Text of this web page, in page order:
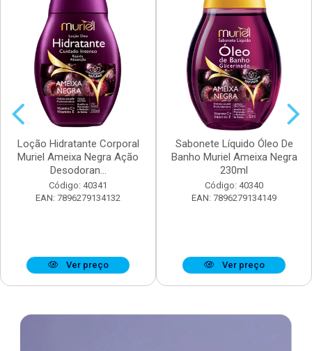
Loção Hidratante Corporal
Muriel Ameixa Negra Ação
Desodoran...
Código: 40341
EAN: 7896279134132
Ver preço
Sabonete Líquido Óleo De
Banho Muriel Ameixa Negra
230ml
Código: 40340
EAN: 7896279134149
Ver preço